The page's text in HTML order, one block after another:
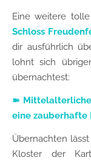
Eine weitere
Schloss
dir ausführlich
lohnt sich
übernachtest:
➽
eine zauberhafte
Übernachten
Kloster der